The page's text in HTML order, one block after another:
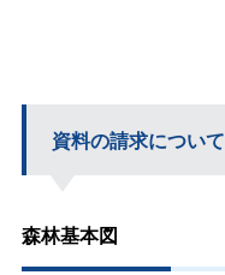
資料の請求について
森林基本図